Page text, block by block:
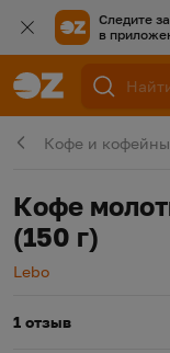
Следите
в
Кофе и
Кофе
(150 г)
Производитель
Lebo
1 отзыв